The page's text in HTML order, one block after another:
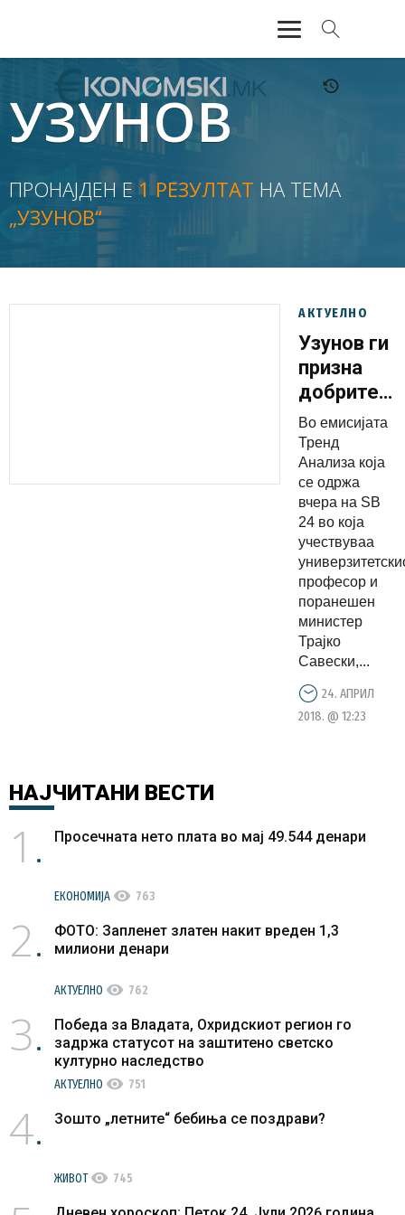
АКТУЕЛНО
ЕКОНОМИЈА
ФИНАНСИИ
БАНКАРСТВО
ЖИВОТ
УЗУНОВ
ПРОНАЈДЕН Е1 РЕЗУЛТАТ НА ТЕМА
„УЗУНОВ“
АКТУЕЛНО
Узунов ги
призна
добрите
економски
политики
на ВМРО
ДПМНЕ :
Условите
се сосема
различни
сега од
2006-
беше
урнисана
сега е
Во емисијата
Тренд
Анализа која
се одржа
вчера на ЅВ
24 во која
учествуваа
професор и
поранешен
министер
Трајко
Савески,...
24. АПРИЛ
2018. @ 12:23
НАЈЧИТАНИ ВЕСТИ
1 Просечната нето плата во мај 49.544 денари
ЕКОНОМИЈА visibility 763
2
ФОТО: Запленет златен накит вреден 1,3
милиони денари
АКТУЕЛНО visibility 762
3
Победа за Владата, Охридскиот регион го
задржа статусот на заштитено светско
културно наследство
АКТУЕЛНО visibility 751
4 Зошто „летните“ бебиња се поздрави?
ЖИВОТvisibility 745